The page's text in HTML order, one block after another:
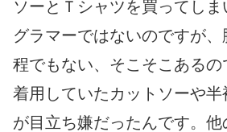
ソーとＴシャツを買ってし
グラマーではないのですが、
程でもない、そこそこある
着用していたカットソーや
が目立ち嫌だったんです。